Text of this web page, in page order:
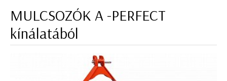
MULCSOZÓK A -PERFECT
kínálatából